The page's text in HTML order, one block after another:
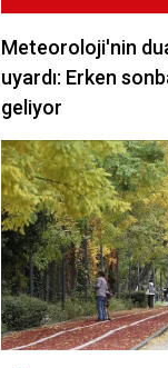
Meteoroloji'nin
uyardı: Erken
geliyor